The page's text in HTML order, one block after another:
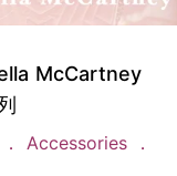
McCartney
Accessories